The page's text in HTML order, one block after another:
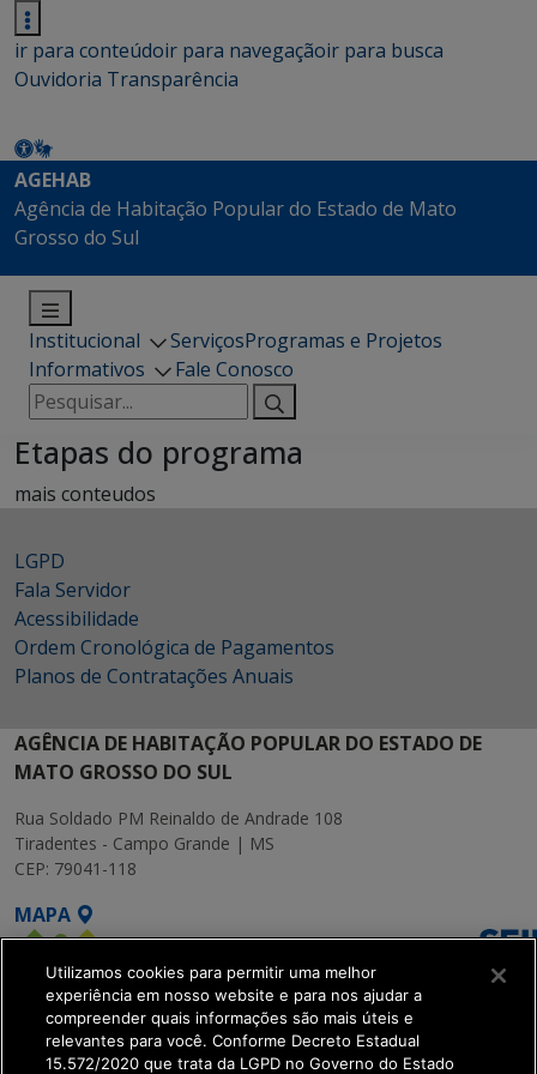
ir para conteúdoir para navegaçãoir para busca
Ouvidoria Transparência
AGEHAB
Agência de Habitação Popular do Estado de Mato
Grosso do Sul
Institucional ServiçosProgramas e Projetos
Informativos
Fale Conosco
Pesquisar
por:
Etapas do programa
mais conteudos
LGPD
Fala Servidor
Acessibilidade
Ordem Cronológica de Pagamentos
Planos de Contratações Anuais
AGÊNCIA DE HABITAÇÃO POPULAR DO ESTADO DE
MATO GROSSO DO SUL
Rua Soldado PM Reinaldo de Andrade 108
Tiradentes - Campo Grande | MS
CEP: 79041-118
MAPA
Utilizamos cookies para permitir uma melhor
experiência em nosso website e para nos ajudar a
compreender quais informações são mais úteis e
relevantes para você. Conforme Decreto Estadual
15.572/2020 que trata da LGPD no Governo do Estado